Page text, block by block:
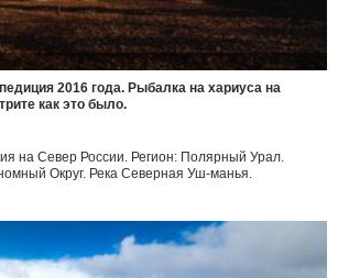
2016 года. Рыбалка на хариуса на
как это было.
на Север России. Регион: Полярный Урал.
Округ. Река Северная Уш-манья.